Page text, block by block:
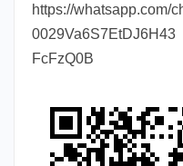
https://whatsapp.com/
0029Va6S7EtDJ6H43
FcFzQ0B